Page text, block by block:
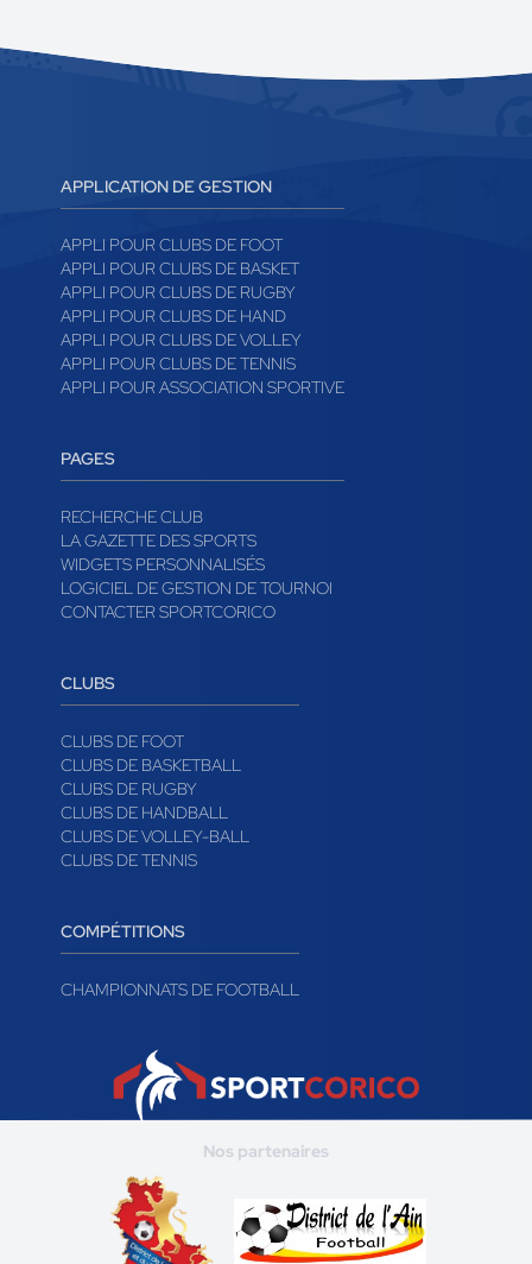
APPLICATION DE GESTION
APPLI POUR CLUBS DE FOOT
APPLI POUR CLUBS DE BASKET
APPLI POUR CLUBS DE RUGBY
APPLI POUR CLUBS DE HAND
APPLI POUR CLUBS DE VOLLEY
APPLI POUR CLUBS DE TENNIS
APPLI POUR ASSOCIATION SPORTIVE
PAGES
RECHERCHE CLUB
LA GAZETTE DES SPORTS
WIDGETS PERSONNALISÉS
LOGICIEL DE GESTION DE TOURNOI
CONTACTER SPORTCORICO
CLUBS
CLUBS DE FOOT
CLUBS DE BASKETBALL
CLUBS DE RUGBY
CLUBS DE HANDBALL
CLUBS DE VOLLEY-BALL
CLUBS DE TENNIS
COMPÉTITIONS
CHAMPIONNATS DE FOOTBALL
Nos partenaires